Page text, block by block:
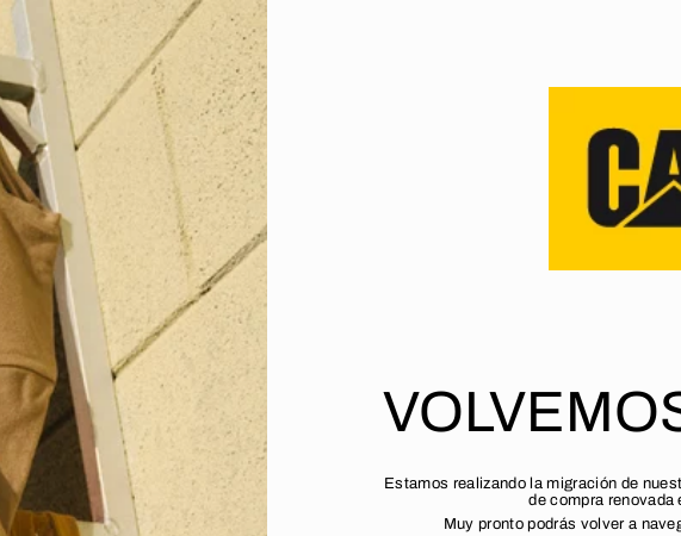
Estamos realizando la migración de
de compra renovada
Muy pronto podrás volver a